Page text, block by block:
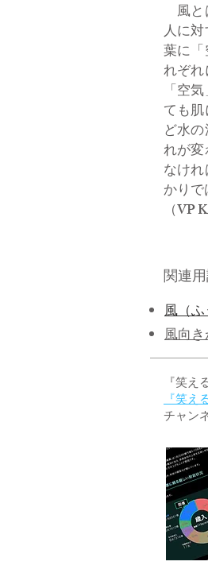
風と
人に
葉に
れぞ
「空
ても
ど水
れが
なけ
かり
（VP
関連
風（
風向
『笑
『笑え
チャン